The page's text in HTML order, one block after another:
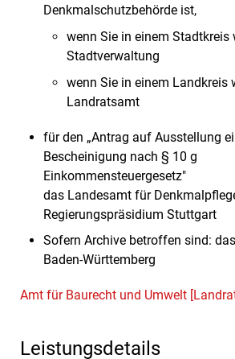
Denkmalschutzbehörde ist,
wenn Sie in einem Stadtkreis
Stadtverwaltung
wenn Sie in einem Landkreis
Landratsamt
für den „Antrag auf Ausstellung
Bescheinigung nach § 10 g
Einkommensteuergesetz"
das Landesamt für
Regierungspräsidium Stuttgart
Sofern Archive betroffen sind:
Baden-Württemberg
Amt für Baurecht und Umwelt
Leistungsdetails